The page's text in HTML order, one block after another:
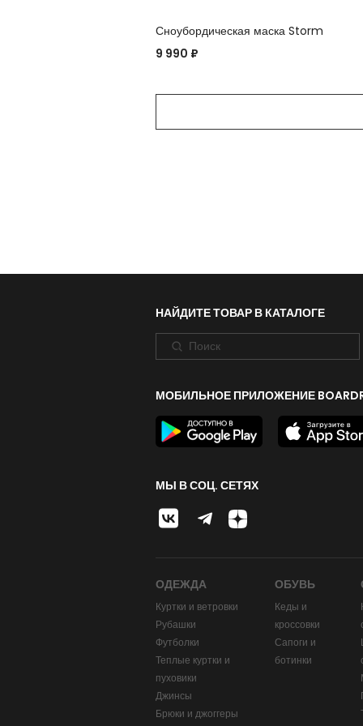
Сноубордическая маска Storm
9 990 ₽
НАЙДИТЕ ТОВАР В КАТАЛОГЕ
МОБИЛЬНОЕ ПРИЛОЖЕНИЕ
МЫ В СОЦ. СЕТЯХ
ОДЕЖДА
Куртки и ветровки
Рубашки
Футболки
Теплые куртки и
пуховики
Джинсы
Брюки и джоггеры
ОБУВЬ
Кеды и
кроссовки
Сапоги и
ботинки